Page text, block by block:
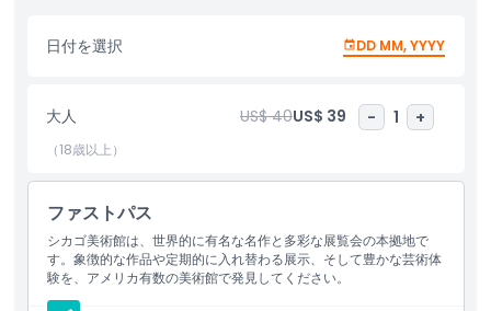
れるたびにダイナミックで魅力的な体験が得られます。家族連れや
学生、観光客に最適なこの世界的な美術館は、創造性、歴史、教育
場合も、隠れた名作を見つけたい場合も、シカゴ美術館は活気ある
芸術の世界への忘れがたい旅を約束します。
含まれるもの
日付を選択 DD MM, YYYY
大人 US$ 40US$ 39 - 1 +
（18歳以上）
ファストパス
シカゴ美術館は、世界的に有名な名作と多彩な展覧会の本拠地で
す。象徴的な作品や定期的に入れ替わる展示、そして豊かな芸術体
験を、アメリカ有数の美術館で発見してください。